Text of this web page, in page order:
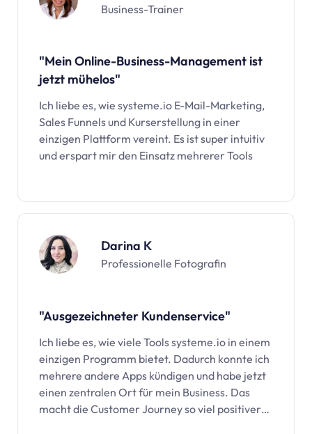
Business-Trainer
"Mein Online-Business-Management ist
jetzt mühelos"
Ich liebe es, wie systeme.io E-Mail-Marketing,
Sales Funnels und Kurserstellung in einer
einzigen Plattform vereint. Es ist super intuitiv
und erspart mir den Einsatz mehrerer Tools
Darina K
Professionelle Fotografin
"Ausgezeichneter Kundenservice"
Ich liebe es, wie viele Toolssysteme.io in einem
einzigen Programm bietet. Dadurch konnte ich
mehrere andere Apps kündigen und habe jetzt
einen zentralen Ort für mein Business. Das
macht die Customer Journey so viel positiver…